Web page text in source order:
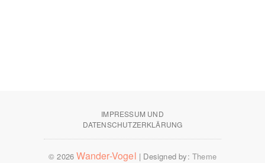
IMPRESSUM UND
DATENSCHUTZERKLÄRUNG
© 2026Wander-Vogel | Designed by: Theme